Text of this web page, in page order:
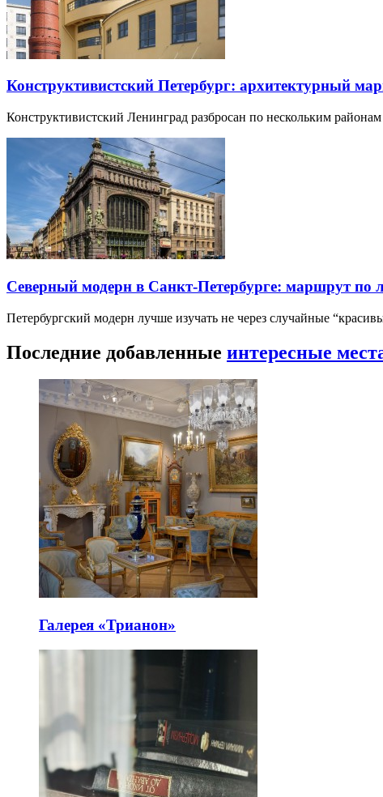
Конструктивистский Петербург: архитектурный
Конструктивистский Ленинград разбросан по нескольким
Северный модерн в Санкт-Петербурге: маршрут по
Петербургский модерн лучше изучать не через случайные
Последние добавленные интересные
Галерея «Трианон»